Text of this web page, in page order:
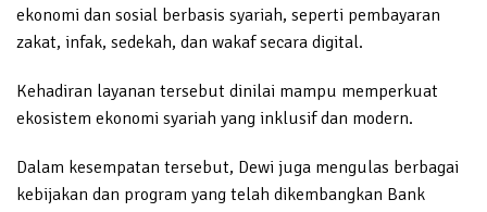
ekonomi dan sosial berbasis syariah, seperti pembayaran
zakat, infak, sedekah, dan wakaf secara digital.
Kehadiran layanan tersebut dinilai mampu memperkuat
ekosistem ekonomi syariah yang inklusif dan modern.
Dalam kesempatan tersebut, Dewi juga mengulas berbagai
kebijakan dan program yang telah dikembangkan Bank